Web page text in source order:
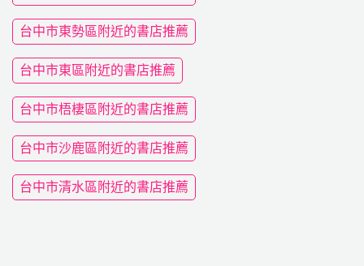
台中市東勢區附近的書店推薦
台中市東區附近的書店推薦
台中市梧棲區附近的書店推薦
台中市沙鹿區附近的書店推薦
台中市清水區附近的書店推薦